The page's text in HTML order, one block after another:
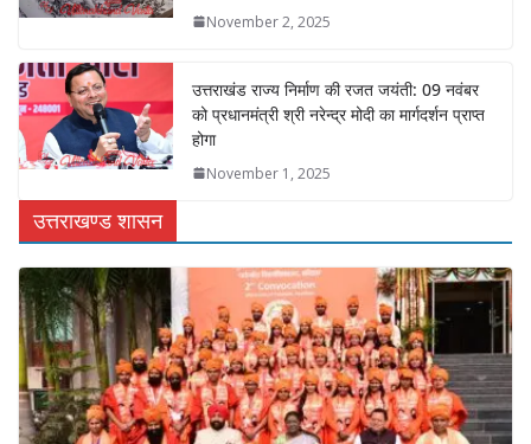
November 2, 2025
उत्तराखंड राज्य निर्माण की रजत जयंती: 09 नवंबर
को प्रधानमंत्री श्री नरेन्द्र मोदी का मार्गदर्शन प्राप्त
होगा
November 1, 2025
उत्तराखण्ड शासन